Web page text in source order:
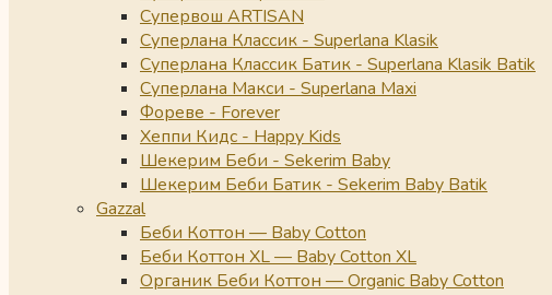
Супервош ARTISAN
Суперлана Классик - Superlana Klasik
Суперлана Классик Батик - Superlana Klasik Batik
Суперлана Макси - Superlana Maxi
Фореве - Forever
Хеппи Кидс - Happy Kids
Шекерим Беби - Sekerim Baby
Шекерим Беби Батик - Sekerim Baby Batik
Gazzal
Беби Коттон — Baby Cotton
Беби Коттон XL — Baby Cotton XL
Органик Беби Коттон — Organic Baby Cotton